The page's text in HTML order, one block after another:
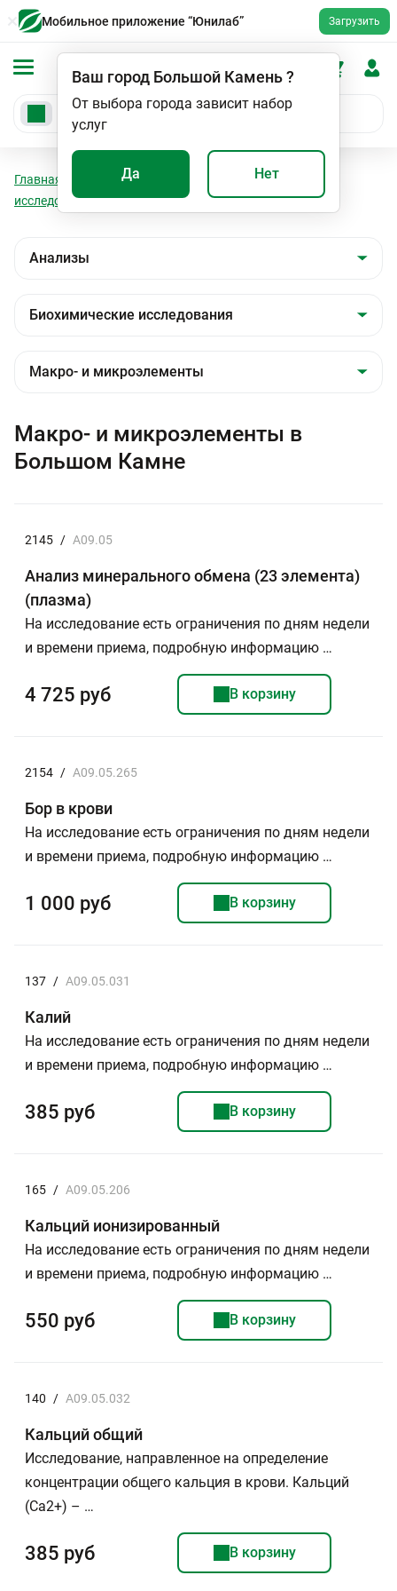
Мобильное приложение “Юнилаб” Загрузить
Ваш город Большой Камень?
От выбора города зависит набор
услуг
Да Нет
Главная Анализы
Биохимические
исследования
Макро- и микроэлементы
Макро- и микроэлементы в
Большом Камне
2145 / A09.05
Анализ минерального обмена (23 элемента)
(плазма)
На исследование есть ограничения по дням недели
и времени приема, подробную информацию …
4 725 руб В корзину
2154 / A09.05.265
Бор в крови
На исследование есть ограничения по дням недели
и времени приема, подробную информацию …
1 000 руб В корзину
137 / A09.05.031
Калий
На исследование есть ограничения по дням недели
и времени приема, подробную информацию …
385 руб В корзину
165 / A09.05.206
Кальций ионизированный
На исследование есть ограничения по дням недели
и времени приема, подробную информацию …
550 руб В корзину
140 / A09.05.032
Кальций общий
Исследование, направленное на определение
концентрации общего кальция в крови. Кальций
(Са2+) – …
385 руб В корзину